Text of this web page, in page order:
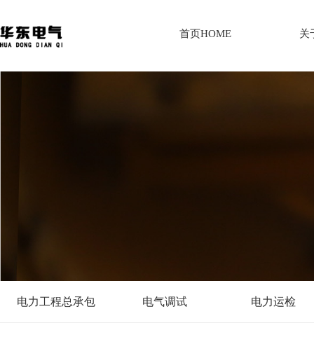
首页HOME 关
电力工程总承包 电气调试 电力运检